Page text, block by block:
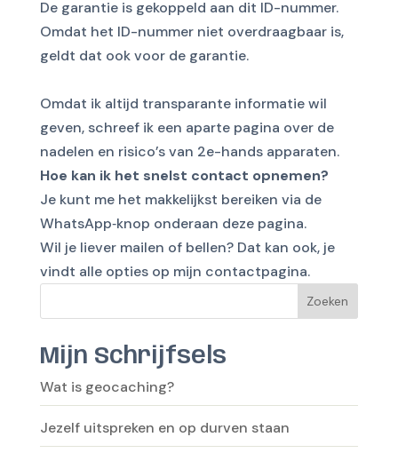
De garantie is gekoppeld aan dit ID-nummer.
Omdat het ID-nummer niet overdraagbaar is,
geldt dat ook voor de garantie.
Omdat ik altijd transparante informatie wil
geven, schreef ik een aparte pagina over de
nadelen en risico’s van 2e-hands apparaten.
Hoe kan ik het snelst contact opnemen?
Je kunt me het makkelijkst bereiken via de
WhatsApp‑knop onderaan deze pagina.
Wil je liever mailen of bellen? Dat kan ook, je
vindt alle opties op mijn contactpagina.
Zoeken
Mijn Schrijfsels
Wat is geocaching?
Jezelf uitspreken en op durven staan